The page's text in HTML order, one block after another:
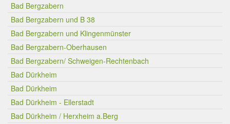
Bad Bergzabern
Bad Bergzabern und B 38
Bad Bergzabern und Klingenmünster
Bad Bergzabern-Oberhausen
Bad Bergzabern/ Schweigen-Rechtenbach
Bad Dürkheim
Bad Dürkheim
Bad Dürkheim - Ellerstadt
Bad Dürkheim / Herxheim a.Berg